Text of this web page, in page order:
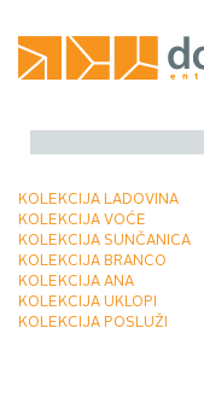
KOLEKCIJA LADOVINA
KOLEKCIJA VOĆE
KOLEKCIJA SUNČANICA
KOLEKCIJA BRANCO
KOLEKCIJA ANA
KOLEKCIJA UKLOPI
KOLEKCIJA POSLUŽI